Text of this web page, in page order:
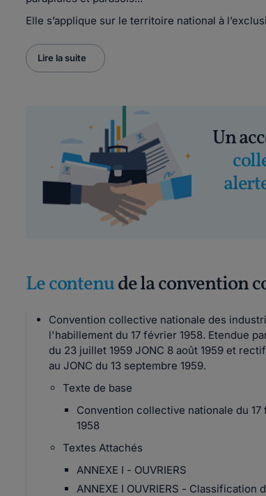
Elle s’applique sur le territoire national à
Lire la suite
Un
Le contenude la convention
Convention collective nationale des
l'habillement du 17 février 1958. Etendue par arrêté
du 23 juillet 1959 JONC 8 août 1959 et
au JONC du 13 septembre 1959.
Texte de base
Convention collective nationale du 17
1958
Textes Attachés
ANNEXE I - OUVRIERS
ANNEXE I OUVRIERS - Classification des